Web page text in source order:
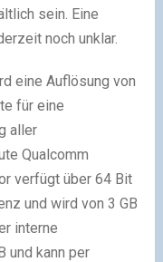
sein. Eine
noch unklar.
eine Auflösung von
für eine
aller
Qualcomm
verfügt über 64 Bit
und wird von 3 GB
interne
und kann per